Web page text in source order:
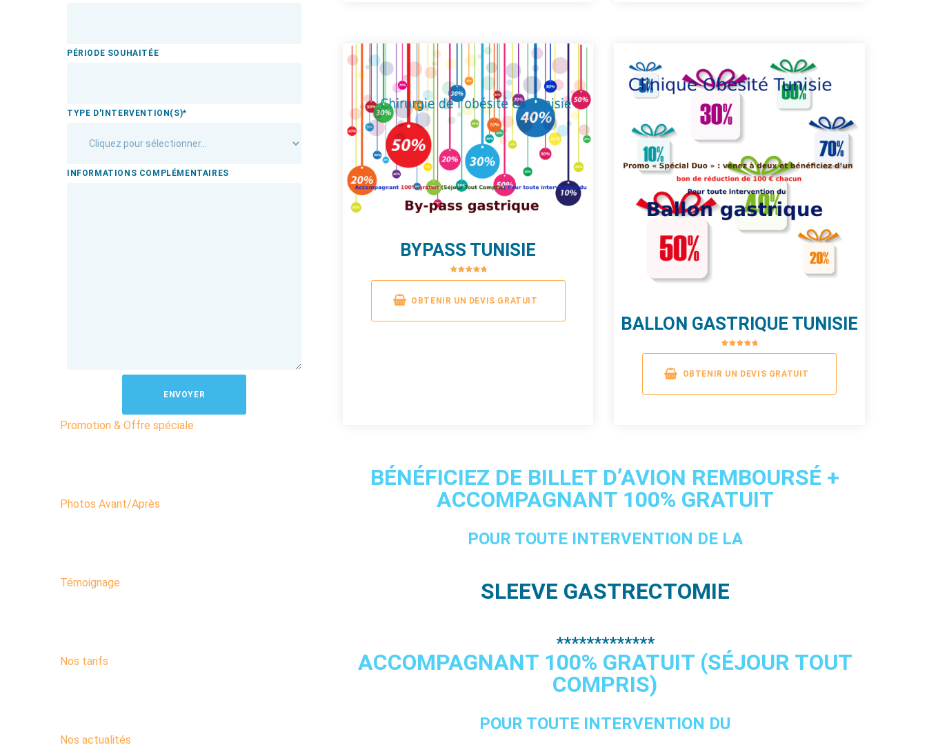
BYPASS TUNISIE
OBTENIR UN DEVIS GRATUIT
BALLON GASTRIQUE TUNISIE
OBTENIR UN DEVIS GRATUIT
BÉNÉFICIEZ DE BILLET D’AVION REMBOURSÉ +
ACCOMPAGNANT 100% GRATUIT
POUR TOUTE INTERVENTION DE LA
SLEEVE GASTRECTOMIE
*************
ACCOMPAGNANT 100% GRATUIT (SÉJOUR TOUT
COMPRIS)
POUR TOUTE INTERVENTION DU
PÉRIODE SOUHAITÉE
TYPE D'INTERVENTION(S)*
INFORMATIONS COMPLÉMENTAIRES
ENVOYER
Promotion & Offre spéciale
Photos Avant/Après
Témoignage
Nos tarifs
Nos actualités